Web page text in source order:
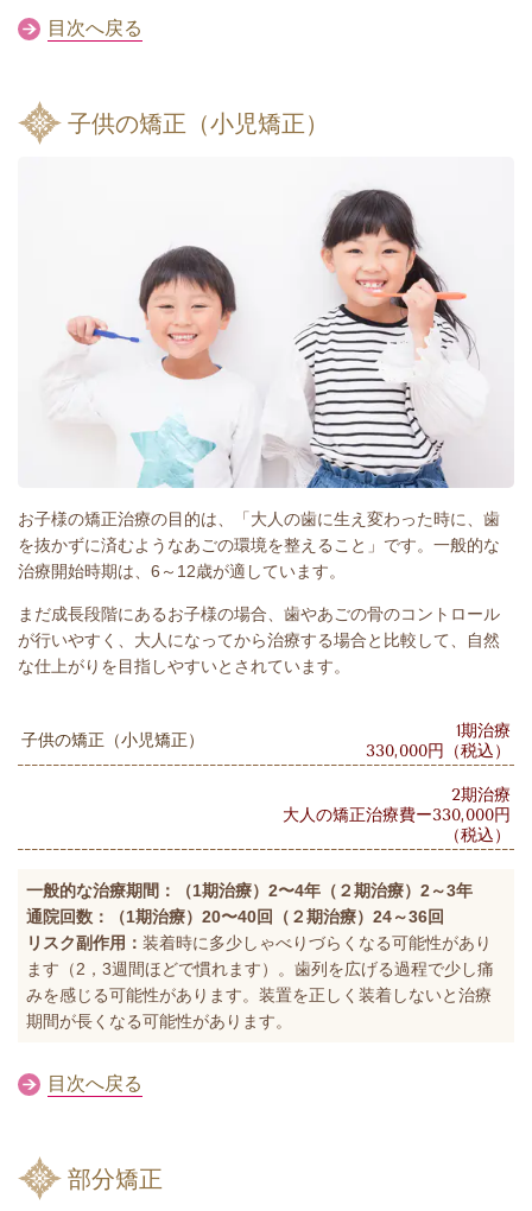
目次へ戻る
子供の矯正（小児矯正）
お子様の矯正治療の目的は、「大人の歯に生え変わった時に、歯
を抜かずに済むようなあごの環境を整えること」です。一般的な
治療開始時期は、6～12歳が適しています。
まだ成長段階にあるお子様の場合、歯やあごの骨のコントロール
が行いやすく、大人になってから治療する場合と比較して、自然
な仕上がりを目指しやすいとされています。
子供の矯正（小児矯正）
1期治療
330,000円（税込）
2期治療
大人の矯正治療費ー330,000円
（税込）
一般的な治療期間：（1期治療）2〜4年（２期治療）2～3年
通院回数：
（1期治療）20〜40回（２期治療）24～36回
リスク副作用： 装着時に多少しゃべりづらくなる可能性があり
ます（2，3週間ほどで慣れます）。歯列を広げる過程で少し痛
みを感じる可能性があります。装置を正しく装着しないと治療
期間が長くなる可能性があります。
目次へ戻る
部分矯正